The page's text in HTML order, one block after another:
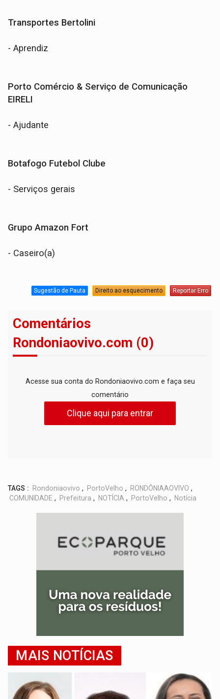
Transportes Bertolini
- Aprendiz
Porto Comércio & Serviço de Comunicação
EIRELI
- Ajudante
Botafogo Futebol Clube
- Serviços gerais
Grupo Amazon Fort
- Caseiro(a)
Sugestão de Pauta Direito ao esquecimento Reportar Erro
Comentários
Rondoniaovivo.com (0)
Acesse sua conta do Rondoniaovivo.com e faça seu
comentário
Clique aqui para entrar
TAGS : Rondoniaovivo , PortoVelho , RONDÔNIAAOVIVO ,
COMUNIDADE , Prefeitura , NOTÍCIA , PortoVelho , Notícia
MAIS NOTÍCIAS